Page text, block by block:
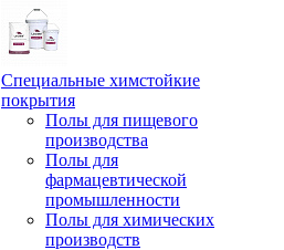
Специальные химстойкие
покрытия
Полы для пищевого
производства
Полы для
фармацевтической
промышленности
Полы для химических
производств